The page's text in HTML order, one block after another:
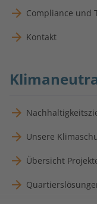
Compliance und
Kontakt
Unsere
Übersicht